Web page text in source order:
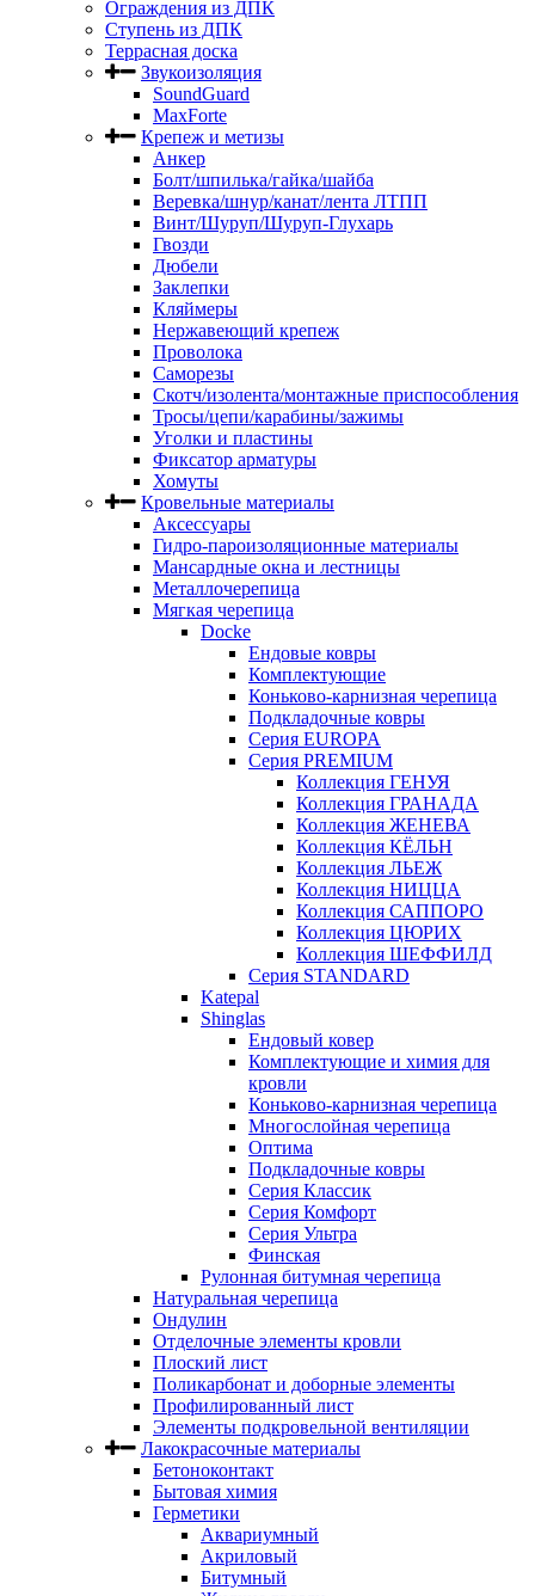
Ограждения из ДПК
Ступень из ДПК
Террасная доска
Звукоизоляция
SoundGuard
MaxForte
Крепеж и метизы
Анкер
Болт/шпилька/гайка/шайба
Веревка/шнур/канат/лента ЛТПП
Винт/Шуруп/Шуруп-Глухарь
Гвозди
Дюбели
Заклепки
Кляймеры
Нержавеющий крепеж
Проволока
Саморезы
Скотч/изолента/монтажные приспособления
Тросы/цепи/карабины/зажимы
Уголки и пластины
Фиксатор арматуры
Хомуты
Кровельные материалы
Аксессуары
Гидро-пароизоляционные материалы
Мансардные окна и лестницы
Металлочерепица
Мягкая черепица
Docke
Ендовые ковры
Комплектующие
Коньково-карнизная черепица
Подкладочные ковры
Серия EUROPA
Серия PREMIUM
Коллекция ГЕНУЯ
Коллекция ГРАНАДА
Коллекция ЖЕНЕВА
Коллекция КЁЛЬН
Коллекция ЛЬЕЖ
Коллекция НИЦЦА
Коллекция САППОРО
Коллекция ЦЮРИХ
Коллекция ШЕФФИЛД
Серия STANDARD
Katepal
Shinglas
Ендовый ковер
Комплектующие и химия для
кровли
Коньково-карнизная черепица
Многослойная черепица
Оптима
Подкладочные ковры
Серия Классик
Серия Комфорт
Серия Ультра
Финская
Рулонная битумная черепица
Натуральная черепица
Ондулин
Отделочные элементы кровли
Плоский лист
Поликарбонат и доборные элементы
Профилированный лист
Элементы подкровельной вентиляции
Лакокрасочные материалы
Бетоноконтакт
Бытовая химия
Герметики
Аквариумный
Акриловый
Битумный